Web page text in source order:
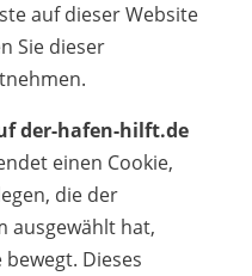
auf dieser Website
Sie dieser
der-hafen-hilft.de
einen Cookie,
die der
ausgewählt hat,
Dieses